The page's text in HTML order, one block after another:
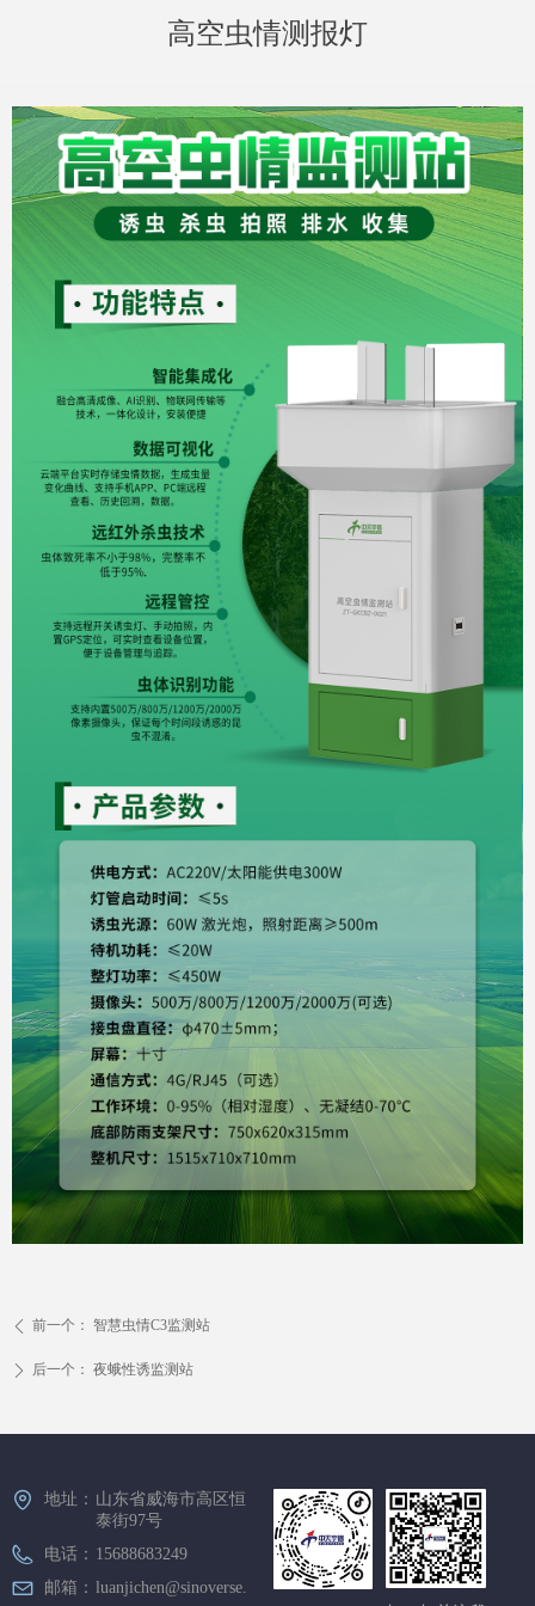
高空虫情测报灯
ꄴ 前一个： 智慧虫情C3监测站
ꄲ 后一个： 夜蛾性诱监测站
地址： 山东省威海市高区恒
泰街97号
电话： 15688683249
邮箱： luanjichen@sinoverse.